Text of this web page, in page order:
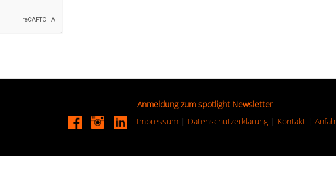
Anmeldung zum spotlight Newsletter
Impressum | Datenschutzerklärung | Kontakt |